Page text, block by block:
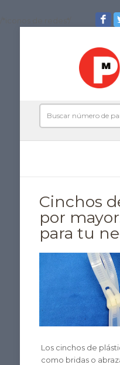
Cinchos
por
para tu
Los cinchos de
como bridas o